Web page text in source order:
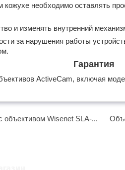
необходимо оставлять
и изменять внутренний
за нарушения работы
Гарантия
ActiveCam, включая
объективом Wisenet SLA-...